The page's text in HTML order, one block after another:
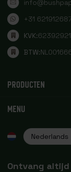
+31
KVK:62392921
BTW:
PRODUCTEN
MENU
Ontvang